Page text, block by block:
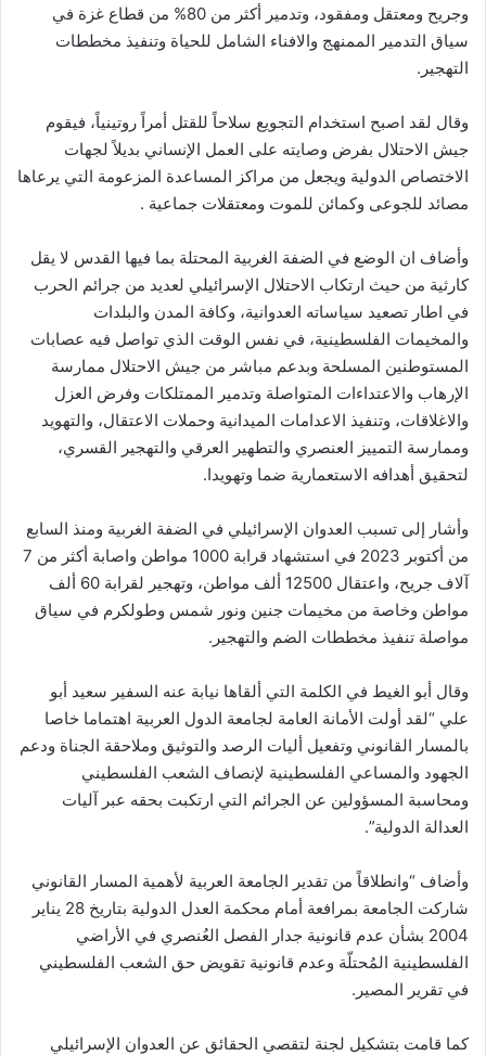
وجريح ومعتقل ومفقود، وتدمير أكثر من 80% من قطاع غزة في
سياق التدمير الممنهج والافناء الشامل للحياة وتنفيذ مخططات
التهجير.
وقال لقد اصبح استخدام التجويع سلاحاً للقتل أمراً روتينياً، فيقوم
جيش الاحتلال بفرض وصايته على العمل الإنساني بديلاً لجهات
الاختصاص الدولية ويجعل من مراكز المساعدة المزعومة التي يرعاها
مصائد للجوعى وكمائن للموت ومعتقلات جماعية .
وأضاف ان الوضع في الضفة الغربية المحتلة بما فيها القدس لا يقل
كارثية من حيث ارتكاب الاحتلال الإسرائيلي لعديد من جرائم الحرب
في اطار تصعيد سياساته العدوانية، وكافة المدن والبلدات
والمخيمات الفلسطينية، في نفس الوقت الذي تواصل فيه عصابات
المستوطنين المسلحة وبدعم مباشر من جيش الاحتلال ممارسة
الإرهاب والاعتداءات المتواصلة وتدمير الممتلكات وفرض العزل
والاغلاقات، وتنفيذ الاعدامات الميدانية وحملات الاعتقال، والتهويد
وممارسة التمييز العنصري والتطهير العرقي والتهجير القسري،
لتحقيق أهدافه الاستعمارية ضما وتهويدا.
وأشار إلى تسبب العدوان الإسرائيلي في الضفة الغربية ومنذ السابع
من أكتوبر 2023 في استشهاد قرابة 1000 مواطن واصابة أكثر من 7
آلاف جريح، واعتقال 12500 ألف مواطن، وتهجير لقرابة 60 ألف
مواطن وخاصة من مخيمات جنين ونور شمس وطولكرم في سياق
مواصلة تنفيذ مخططات الضم والتهجير.
وقال أبو الغيط في الكلمة التي ألقاها نيابة عنه السفير سعيد أبو
علي “لقد أولت الأمانة العامة لجامعة الدول العربية اهتماما خاصا
بالمسار القانوني وتفعيل أليات الرصد والتوثيق وملاحقة الجناة ودعم
الجهود والمساعي الفلسطينية لإنصاف الشعب الفلسطيني
ومحاسبة المسؤولين عن الجرائم التي ارتكبت بحقه عبر آليات
العدالة الدولية”.
وأضاف “وانطلاقاً من تقدير الجامعة العربية لأهمية المسار القانوني
شاركت الجامعة بمرافعة أمام محكمة العدل الدولية بتاريخ 28 يناير
2004 بشأن عدم قانونية جدار الفصل العُنصري في الأراضي
الفلسطينية المُحتلّة وعدم قانونية تقويض حق الشعب الفلسطيني
في تقرير المصير.
كما قامت بتشكيل لجنة لتقصي الحقائق عن العدوان الإسرائيلي